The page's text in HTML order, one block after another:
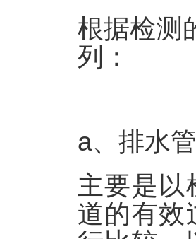
根据检测
列：
a、排水
主要是以
道的有效